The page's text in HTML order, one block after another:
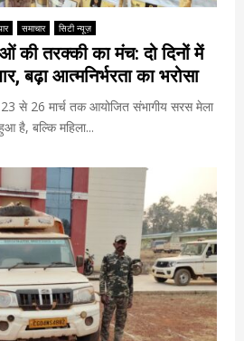
समाचार सिटी न्यूज़
की तरक्की का मंच: दो दिनों में
बढ़ा आत्मनिर्भरता का भरोसा
से 26 मार्च तक आयोजित संभागीय सरस मेला
है, बल्कि महिला...